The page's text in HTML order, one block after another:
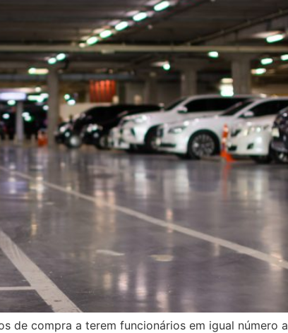
de compra a terem funcionários em igual número